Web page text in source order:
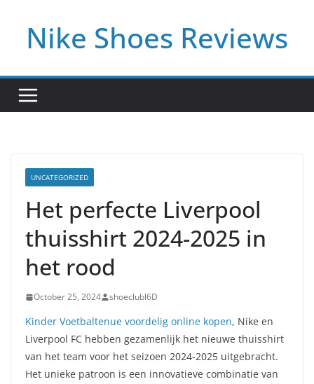
contentNike Shoes Reviews
UNCATEGORIZED
Het perfecte Liverpool
thuisshirt 2024-2025 in
het rood
October 25, 2024 shoeclubl6D
Kinder Voetbaltenue voordelig online kopen, Nike en
Liverpool FC hebben gezamenlijk het nieuwe thuisshirt
van het team voor het seizoen 2024-2025 uitgebracht.
Het unieke patroon is een innovatieve combinatie van